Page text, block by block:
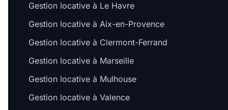
Gestion locative à Le Havre
Gestion locative à Aix-en-Provence
Gestion locative à Clermont-Ferrand
Gestion locative à Marseille
Gestion locative à Mulhouse
Gestion locative à Valence